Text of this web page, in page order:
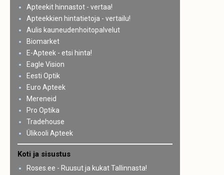
Apteekit hinnastot - vertaa!
Apteekkien hintatietoja - vertailu!
Aulis kauneudenhoitopalvelut
Biomarket
E-Apteek - etsi hinta!
Eagle Vision
Eesti Optik
Euro Apteek
Mereneid
Pro Optika
Tradehouse
Ülikooli Apteek
Koti ja sisustus
Roses.ee - Ruusut ja kukat Tallinnasta!